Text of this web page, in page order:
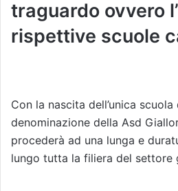
traguardo ovvero
rispettive scuole
Con la nascita dell’unica
denominazione della Asd
procederà ad una lunga e
lungo tutta la filiera del settore